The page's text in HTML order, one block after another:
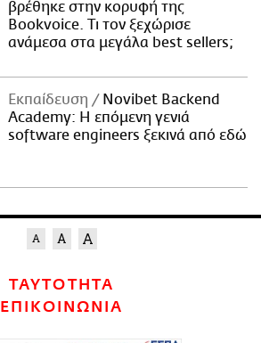
βρέθηκε στην κορυφή της
Bookvoice. Τι τον ξεχώρισε
ανάμεσα στα μεγάλα best sellers;
Εκπαίδευση
Novibet Backend
Academy: Η επόμενη γενιά
software engineers ξεκινά από εδώ
ΤΑΥΤΟΤΗΤΑ
ΕΠΙΚΟΙΝΩΝΙΑ